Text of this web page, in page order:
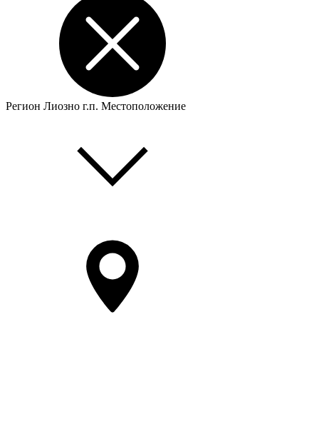
Регион Лиозно г.п. Местоположение